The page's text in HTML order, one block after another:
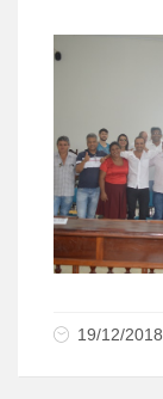
19/12/2018